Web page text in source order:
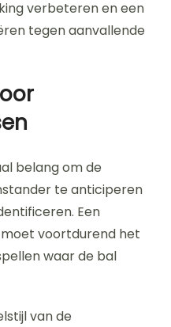
verbeteren en een
tegen aanvallende
belang om de
te anticiperen
Een
voortdurend het
waar de bal
van de